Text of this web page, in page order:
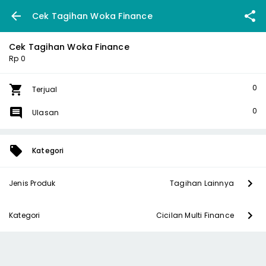
Cek Tagihan Woka Finance
Cek Tagihan Woka Finance
Rp 0
Terjual 0
Ulasan 0
Kategori
Jenis Produk Tagihan Lainnya
Kategori Cicilan Multi Finance